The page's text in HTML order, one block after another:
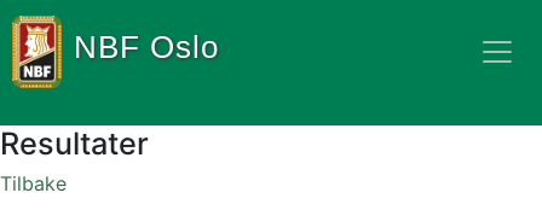
NBF Oslo
Resultater
Tilbake